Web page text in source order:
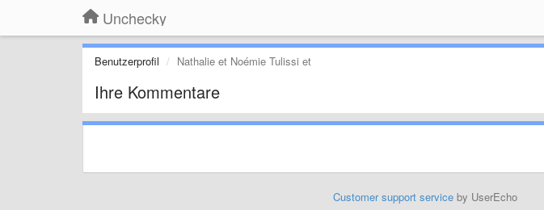
Unchecky
Benutzerprofil Nathalie et Noémie Tulissi et
Ihre Kommentare
Customer support serviceby UserEcho